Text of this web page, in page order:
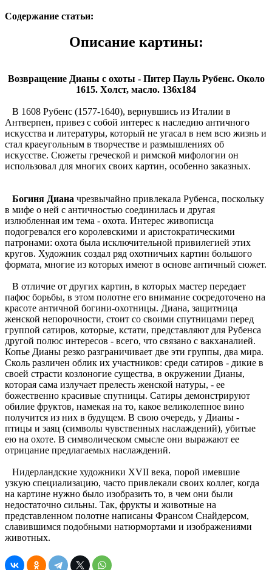
Содержание статьи:
Описание картины:
Возвращение Дианы с охоты - Питер Пауль Рубенс. Около
1615. Холст, масло. 136х184
В 1608 Рубенс (1577-1640), вернувшись из Италии в
Антверпен, привез с собой интерес к наследию античного
искусства и литературы, который не угасал в нем всю жизнь и
стал краеугольным в творчестве и размышлениях об
искусстве. Сюжеты греческой и римской мифологии он
использовал для многих своих картин, особенно заказных.
Богиня Диана чрезвычайно привлекала Рубенса, поскольку
в мифе о ней с античностью соединилась и другая
излюбленная им тема - охота. Интерес живописца
подогревался его королевскими и аристократическими
патронами: охота была исключительной привилегией этих
кругов. Художник создал ряд охотничьих картин большого
формата, многие из которых имеют в основе античный сюжет.
В отличие от других картин, в которых мастер передает
пафос борьбы, в этом полотне его внимание сосредоточено на
красоте античной богини-охотницы. Диана, защитница
женской непорочности, стоит со своими спутницами перед
группой сатиров, которые, кстати, представляют для Рубенса
другой полюс интересов - всего, что связано с вакханалией.
Копье Дианы резко разграничивает две эти группы, два мира.
Сколь различен облик их участников: среди сатиров - дикие в
своей страсти козлоногие существа, в окружении Дианы,
которая сама излучает прелесть женской натуры, - ее
божественно красивые спутницы. Сатиры демонстрируют
обилие фруктов, намекая на то, какое великолепное вино
получится из них в будущем. В свою очередь, у Дианы -
птицы и заяц (символы чувственных наслаждений), убитые
ею на охоте. В символическом смысле они выражают ее
отрицание предлагаемых наслаждений.
Нидерландские художники XVII века, порой имевшие
узкую специализацию, часто привлекали своих коллег, когда
на картине нужно было изобразить то, в чем они были
недостаточно сильны. Так, фрукты и животные на
представленном полотне написаны Франсом Снайдерсом,
славившимся подобными натюрмортами и изображениями
животных.